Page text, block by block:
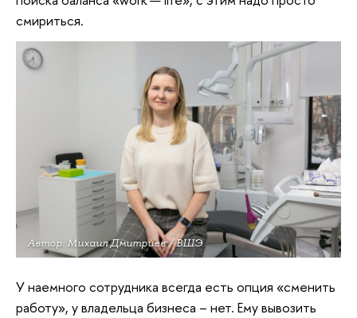
смириться.
Автор: Михаил Дмитриев / ВШЭ
У наемного сотрудника всегда есть опция «сменить
работу», у владельца бизнеса – нет. Ему вывозить